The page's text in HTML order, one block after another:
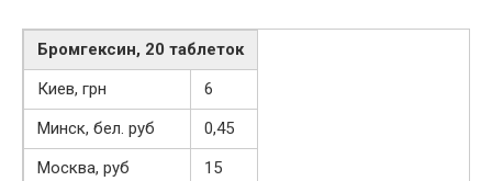
Бромгексин, 20 таблеток
Киев, грн
6
Минск, бел. руб
0,45
Москва, руб
15